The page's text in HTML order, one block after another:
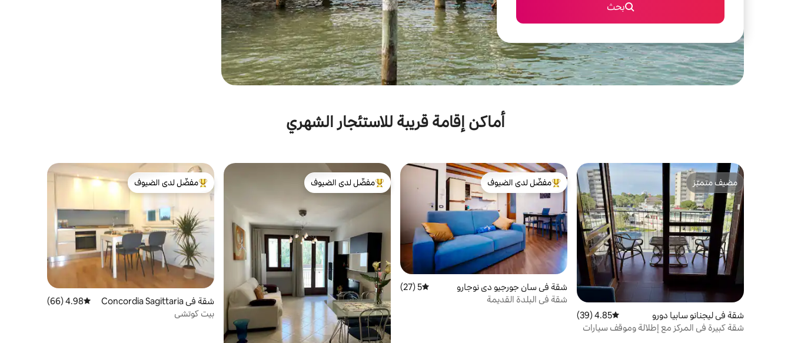
بحث
أماكن إقامة قريبة للاستئجار الشهري
مضيف متميّز
مضيف متميّز
شقة في ليجنانو سابيا دورو متوسط التقييم 4.85 من 5، 39 مراجعات
4.85 (39)
شقة كبيرة في المركز مع إطلالة وموقف سيارات
من أبرز البيوت المفضّلة لدى الضيوف
مفضّل لدى الضيوف
شقة في سان جورجيو دي نوجارو متوسط التقييم 5 من 5، 27 مراجعات
5 (27)
شقة في البلدة القديمة
من أبرز البيوت المفضّلة لدى الضيوف
مفضّل لدى الضيوف
من أبرز البيوت المفضّلة لدى الضيوف
مفضّل لدى الضيوف
شقة في Concordia Sagittaria متوسط التقييم 4.98 من 5، 66 مراجعات
4.98 (66)
بيت كوتشي